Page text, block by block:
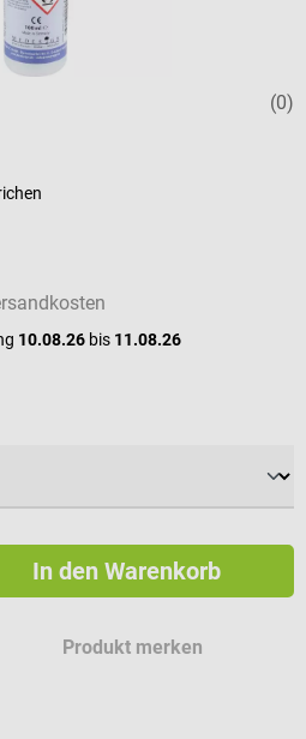
(0)
10.08.26 bis 11.08.26
In den Warenkorb
Produkt merken